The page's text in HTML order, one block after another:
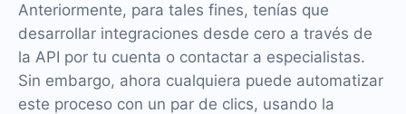
Anteriormente, para tales fines, tenías que
desarrollar integraciones desde cero a través de
la API por tu cuenta o contactar a especialistas.
Sin embargo, ahora cualquiera puede automatizar
este proceso con un par de clics, usando la